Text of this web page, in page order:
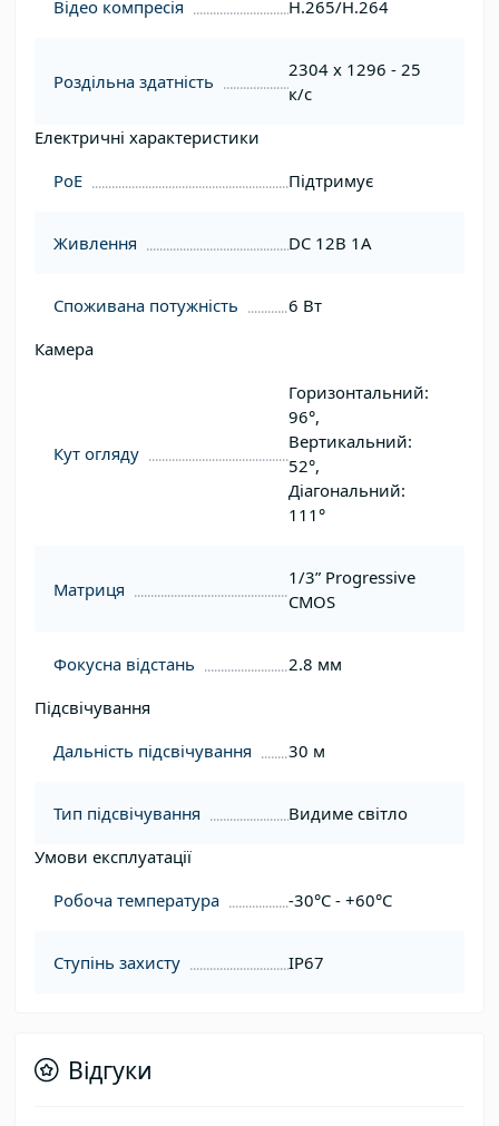
Відео компресія H.265/H.264
Роздільна здатність
2304 x 1296 - 25
к/с
Електричні характеристики
PoE
Підтримує
Живлення DC 12В 1A
Споживана потужність
6 Вт
Камера
Кут огляду
Горизонтальний:
96°,
Вертикальний:
52°,
Діагональний:
111°
Матриця
1/3” Progressive
CMOS
Фокусна відстань
2.8 мм
Підсвічування
Дальність підсвічування
30 м
Тип підсвічування
Видиме світло
Умови експлуатації
Робоча температура
-30°C - +60°C
Ступінь захисту IP67
Відгуки